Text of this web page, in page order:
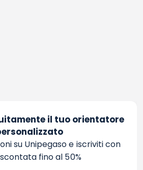
il tuo orientatore
su Unipegaso e iscriviti con
fino al 50%